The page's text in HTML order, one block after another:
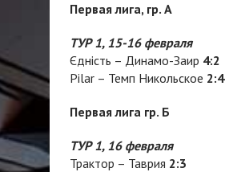
Первая лига, гр. А
ТУР 1, 15-16 февраля
Єдність – Динамо-Заир 4:2
Pilar – Темп Никольское 2:4
Первая лига гр. Б
ТУР 1, 16 февраля
Трактор – Таврия 2:3